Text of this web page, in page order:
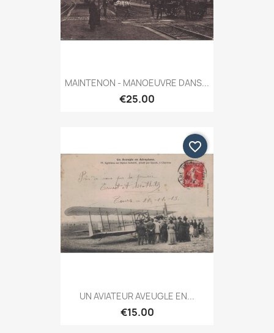
MAINTENON - MANOEUVRE DANS...
€25.00
UN AVIATEUR AVEUGLE EN...
€15.00
favorite_border